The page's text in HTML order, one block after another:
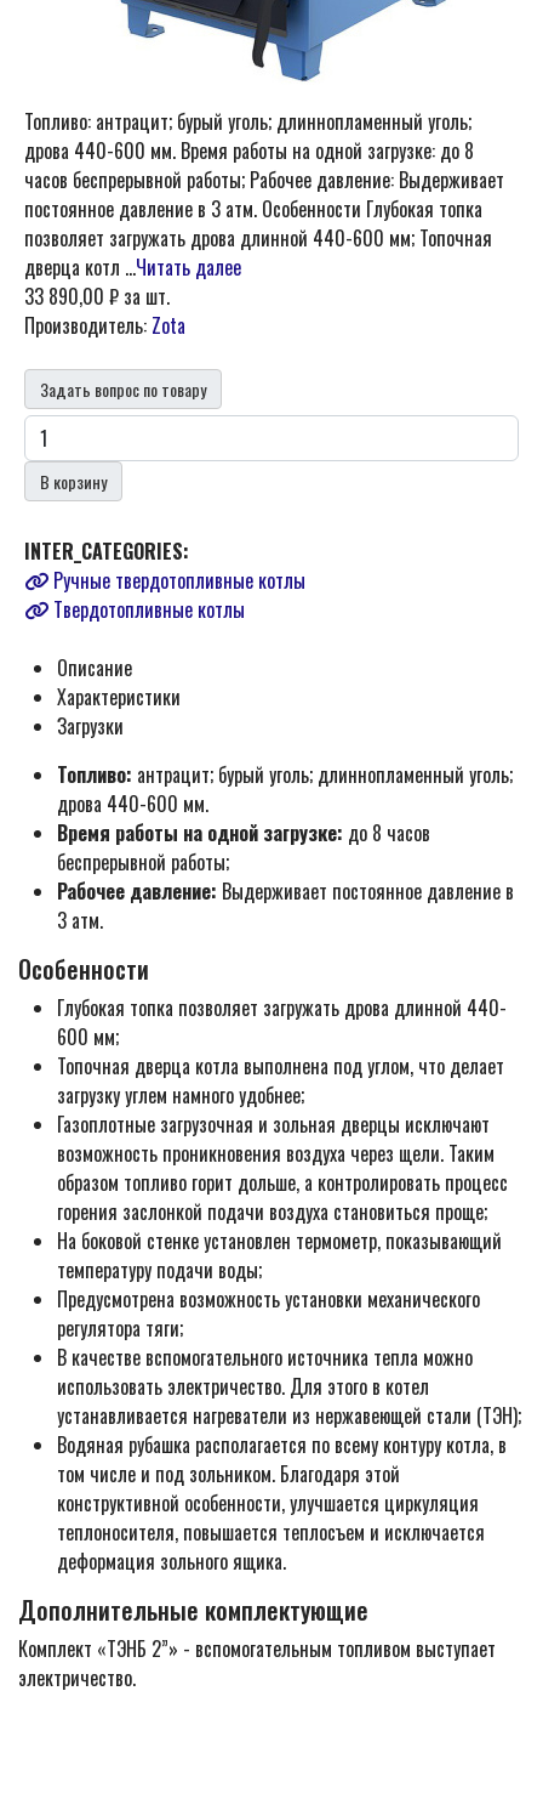
Топливо: антрацит; бурый уголь; длиннопламенный уголь;
дрова 440-600 мм. Время работы на одной загрузке: до 8
часов беспрерывной работы; Рабочее давление: Выдерживает
постоянное давление в 3 атм. Особенности Глубокая топка
позволяет загружать дрова длинной 440-600 мм; Топочная
дверца котл ...Читать далее
33 890,00 ₽ за шт.
Производитель: Zota
Задать вопрос по товару
В корзину
INTER_CATEGORIES:
Ручные твердотопливные котлы
Твердотопливные котлы
Описание
Характеристики
Загрузки
Топливо: антрацит; бурый уголь; длиннопламенный уголь;
дрова 440-600 мм.
Время работы на одной загрузке: до 8 часов
беспрерывной работы;
Рабочее давление: Выдерживает постоянное давление в
3 атм.
Особенности
Глубокая топка позволяет загружать дрова длинной 440-
600 мм;
Топочная дверца котла выполнена под углом, что делает
загрузку углем намного удобнее;
Газоплотные загрузочная и зольная дверцы исключают
возможность проникновения воздуха через щели. Таким
образом топливо горит дольше, а контролировать процесс
горения заслонкой подачи воздуха становиться проще;
На боковой стенке установлен термометр, показывающий
температуру подачи воды;
Предусмотрена возможность установки механического
регулятора тяги;
В качестве вспомогательного источника тепла можно
использовать электричество. Для этого в котел
устанавливается нагреватели из нержавеющей стали (ТЭН);
Водяная рубашка располагается по всему контуру котла, в
том числе и под зольником. Благодаря этой
конструктивной особенности, улучшается циркуляция
теплоносителя, повышается теплосъем и исключается
деформация зольного ящика.
Дополнительные комплектующие
Комплект «ТЭНБ 2”» - вспомогательным топливом выступает
электричество.